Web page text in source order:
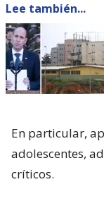
Lee también...
En particular,
adolescentes,
críticos.